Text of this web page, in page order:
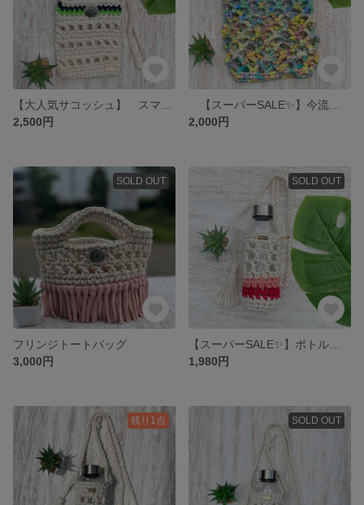
2,500円
2,000円
SOLD OUT
フリンジトートバッグ
3,000円
SOLD OUT
1,980円
残り1点 SOLD OUT